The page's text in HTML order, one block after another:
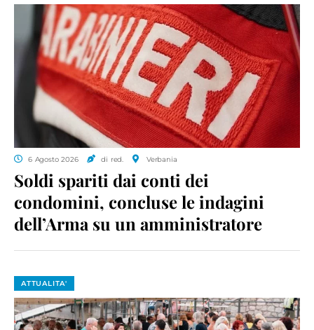
6 Agosto 2026 di red. Verbania
Soldi spariti dai conti dei
condomini, concluse le indagini
dell’Arma su un amministratore
ATTUALITA'